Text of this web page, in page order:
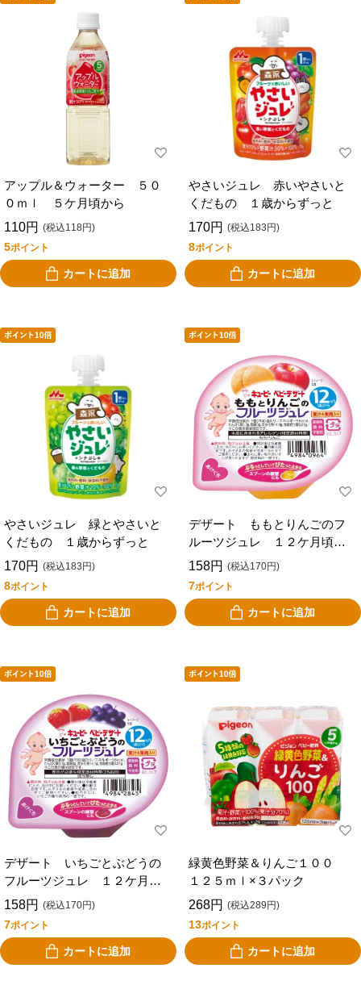
アップル＆ウォーター ５０
０ｍｌ ５ケ月頃から
110円 (税込118円)
5ポイント
カートに追加
やさいジュレ 赤いやさいと
くだもの １歳からずっと
170円 (税込183円)
8ポイント
カートに追加
やさいジュレ 緑とやさいと
くだもの １歳からずっと
170円 (税込183円)
8ポイント
カートに追加
デザート ももとりんごのフ
ルーツジュレ １２ケ月頃か
ら
158円 (税込170円)
7ポイント
カートに追加
デザート いちごとぶどうの
フルーツジュレ １２ケ月頃
から
158円 (税込170円)
7ポイント
カートに追加
緑黄色野菜＆りんご１００
１２５ｍｌ×３パック
268円 (税込289円)
13ポイント
カートに追加